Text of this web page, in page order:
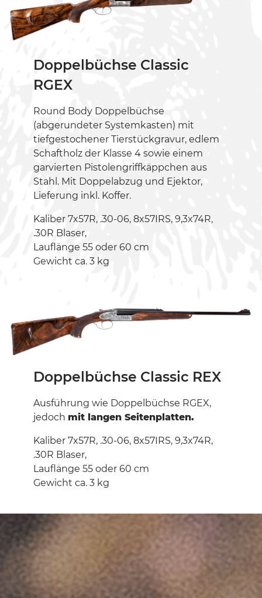
Doppelbüchse Classic
RGEX
Round Body Doppelbüchse
(abgerundeter Systemkasten) mit
tiefgestochener Tierstückgravur, edlem
Schaftholz der Klasse 4 sowie einem
garvierten Pistolengriffkäppchen aus
Stahl. Mit Doppelabzug und Ejektor,
Lieferung inkl. Koffer.
Kaliber 7x57R, .30-06, 8x57IRS, 9,3x74R,
.30R Blaser,
Lauflänge 55 oder 60 cm
Gewicht ca. 3 kg
Doppelbüchse Classic REX
Ausführung wie Doppelbüchse RGEX,
jedoch mit langen Seitenplatten.
Kaliber 7x57R, .30-06, 8x57IRS, 9,3x74R,
.30R Blaser,
Lauflänge 55 oder 60 cm
Gewicht ca. 3 kg